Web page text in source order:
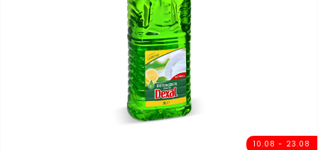
10.08 - 23.08